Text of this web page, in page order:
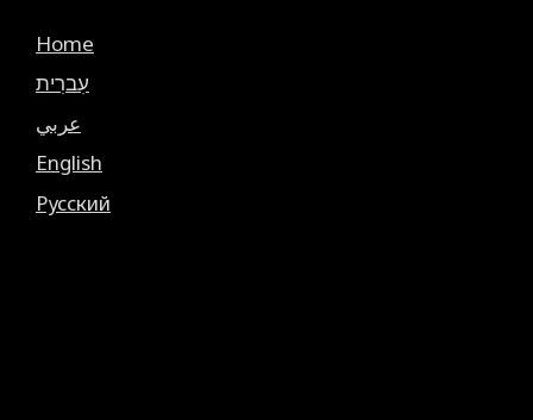
Home
עִברִית
عربي
English
Русский